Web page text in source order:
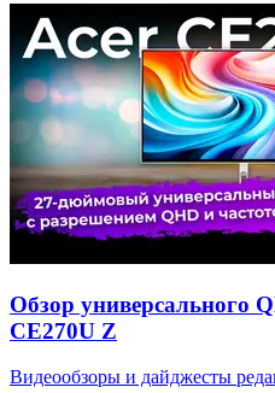
Обзор универсального
CE270U Z
Видеообзоры и дайджесты